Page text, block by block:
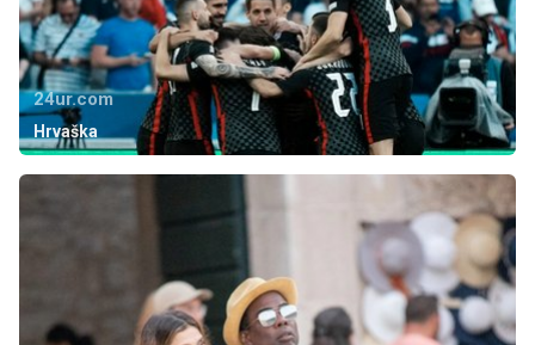
24ur.com
Hrvaška